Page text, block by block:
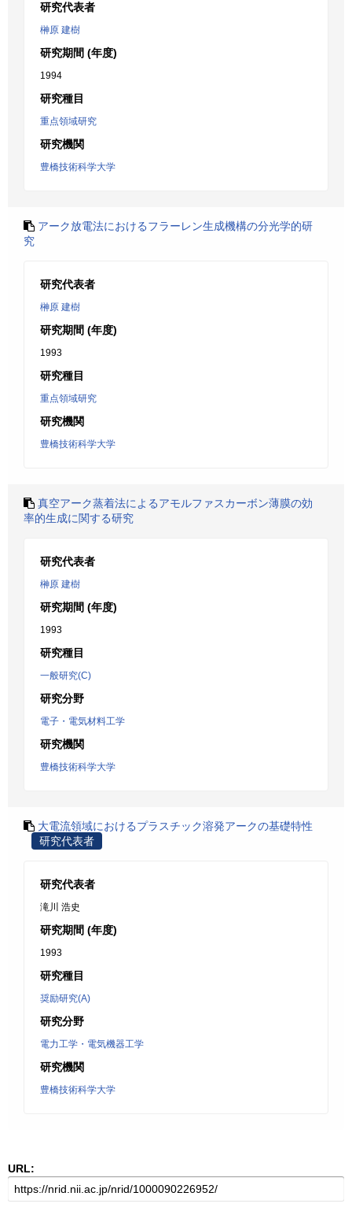
研究代表者
榊原 建樹
研究期間 (年度)
1994
研究種目
重点領域研究
研究機関
豊橋技術科学大学
アーク放電法におけるフラーレン生成機構の分光学的研
究
研究代表者
榊原 建樹
研究期間 (年度)
1993
研究種目
重点領域研究
研究機関
豊橋技術科学大学
真空アーク蒸着法によるアモルファスカーボン薄膜の効
率的生成に関する研究
研究代表者
榊原 建樹
研究期間 (年度)
1993
研究種目
一般研究(C)
研究分野
電子・電気材料工学
研究機関
豊橋技術科学大学
大電流領域におけるプラスチック溶発アークの基礎特性
研究代表者
研究代表者
滝川 浩史
研究期間 (年度)
1993
研究種目
奨励研究(A)
研究分野
電力工学・電気機器工学
研究機関
豊橋技術科学大学
URL: